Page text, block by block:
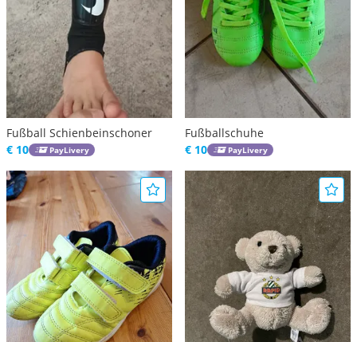
Fußball Schienbeinschoner
€ 10
PayLivery
Fußballschuhe
€ 10
PayLivery